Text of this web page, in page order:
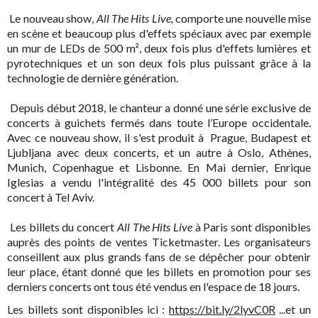
Le nouveau show, All The Hits Live,comporte une nouvelle mise
en scène et beaucoup plus d'effets spéciaux avec par exemple
un mur de LEDs de 500 m², deux fois plus d'effets lumières et
pyrotechniques et un son deux fois plus puissant grâce à la
technologie de dernière génération.
Depuis début 2018, le chanteur a donné une série exclusive de
concerts à guichets fermés dans toute l’Europe occidentale.
Avec ce nouveau show, il s'est produit à Prague, Budapest et
Ljubljana avec deux concerts, et un autre à Oslo, Athènes,
Munich, Copenhague et Lisbonne. En Mai dernier, Enrique
Iglesias a vendu l'intégralité des 45 000 billets pour son
concert à Tel Aviv.
Les billets du concert All The Hits Liveà Paris sont disponibles
auprès des points de ventes Ticketmaster. Les organisateurs
conseillent aux plus grands fans de se dépêcher pour obtenir
leur place, étant donné que les billets en promotion pour ses
derniers concerts ont tous été vendus en l'espace de 18 jours.
Les billets sont disponibles ici : https://bit.ly/2lyvC0R ...et un